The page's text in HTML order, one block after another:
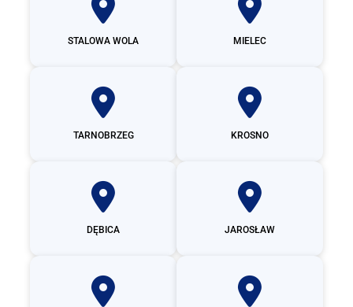
STALOWA WOLA MIELEC
TARNOBRZEG KROSNO
DĘBICA JAROSŁAW